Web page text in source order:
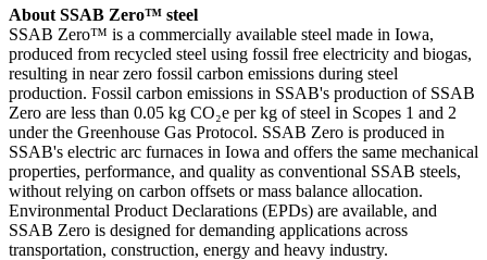
About SSAB Zero™ steel
SSAB Zero™ is a commercially available steel made in Iowa,
produced from recycled steel using fossil free electricity and biogas,
resulting in near zero fossil carbon emissions during steel
production. Fossil carbon emissions in SSAB's production of SSAB
Zero are less than 0.05 kg CO₂e per kg of steel in Scopes 1 and 2
under the Greenhouse Gas Protocol. SSAB Zero is produced in
SSAB's electric arc furnaces in Iowa and offers the same mechanical
properties, performance, and quality as conventional SSAB steels,
without relying on carbon offsets or mass balance allocation.
Environmental Product Declarations (EPDs) are available, and
SSAB Zero is designed for demanding applications across
transportation, construction, energy and heavy industry.